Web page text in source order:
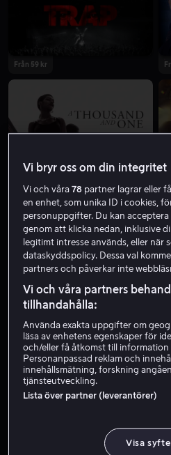
2024
Från 59 kr
2023
Från 49 kr
2023
Från 59 kr
Från 59 kr
Vi bryr oss om din integritet
Vi och våra78 partner lagrar eller
en enhet, som unika ID i cookies,
personuppgifter. Du kan acceptera
genom att klicka nedan, inklusive
legitimt intresse används, eller när
dataskyddspolicy. Dessa val
partners och påverkar inte
Vi och våra partners
tillhandahålla:
Använda exakta uppgifter om
läsa av enhetens egenskaper för
och/eller få åtkomst till information
Personanpassad reklam och
innehållsmätning, forskning
tjänsteutveckling.
Lista över partner (leverantörer)
Visa